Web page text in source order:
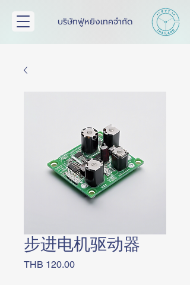
บริษัทฟู่หยิงเทคจำกัด
步进电机驱动器
THB 120.00價